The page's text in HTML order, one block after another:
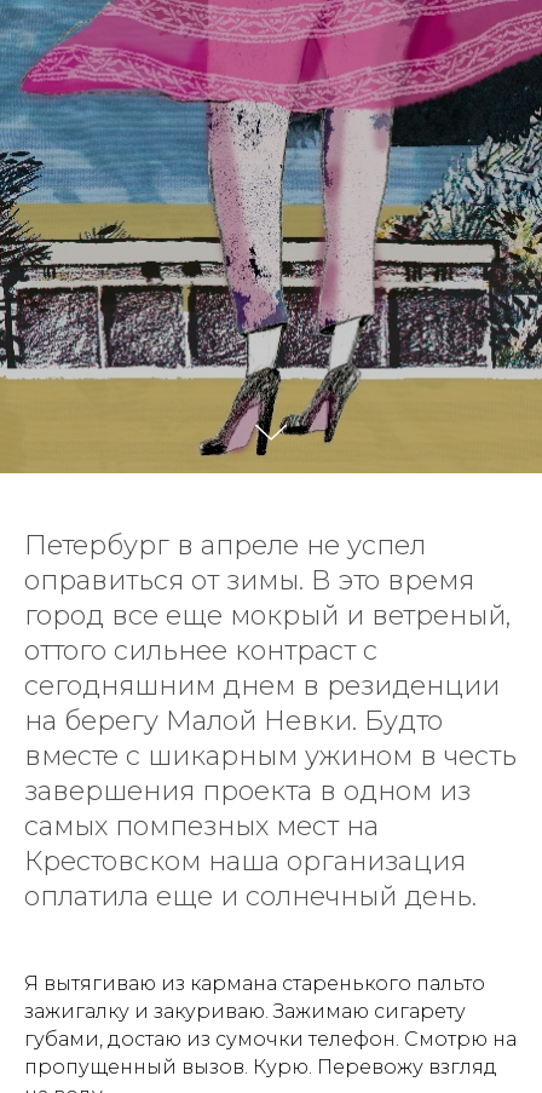
Петербург в апреле не успел
оправиться от зимы. В это время
город все еще мокрый и ветреный,
оттого сильнее контраст с
сегодняшним днем в резиденции
на берегу Малой Невки. Будто
вместе с шикарным ужином в честь
завершения проекта в одном из
самых помпезных мест на
Крестовском наша организация
оплатила еще и солнечный день.
Я вытягиваю из кармана старенького пальто
зажигалку и закуриваю. Зажимаю сигарету
губами, достаю из сумочки телефон. Смотрю на
пропущенный вызов. Курю. Перевожу взгляд